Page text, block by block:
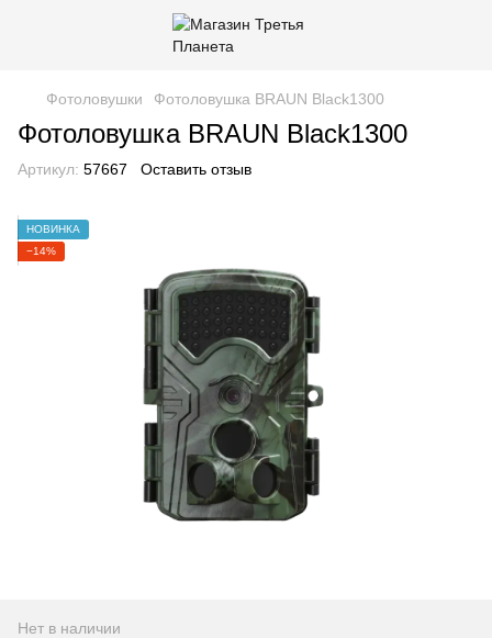
Фотоловушки Фотоловушка BRAUN Black1300
Фотоловушка BRAUN Black1300
Артикул: 57667 Оставить отзыв
НОВИНКА
−14%
Нет в наличии